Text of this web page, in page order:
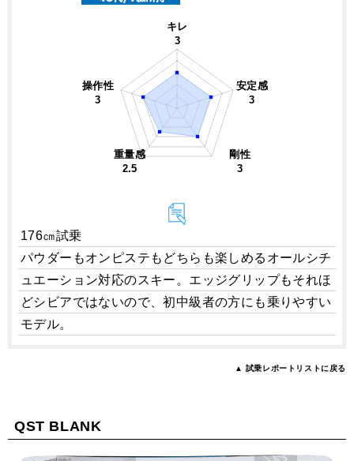
キレ
3
安定感
3
剛性
3
重量感
2.5
操作性
3
176㎝試乗
パウダーもオンピステもどちらも楽しめるオールシチ
ュエーション対応のスキー。エッジグリップもそれほ
どシビアではないので、初中級者の方にも乗りやすい
モデル。
▲ 試乗レポートリストに戻る
QST BLANK